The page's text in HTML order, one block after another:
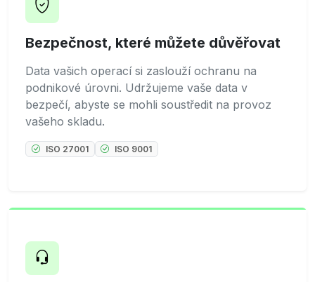
Bezpečnost, které můžete důvěřovat
Data vašich operací si zaslouží ochranu na
podnikové úrovni. Udržujeme vaše data v
bezpečí, abyste se mohli soustředit na provoz
vašeho skladu.
ISO 27001 ISO 9001